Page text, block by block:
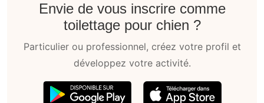
Envie de vous inscrire comme
toilettage pour chien ?
Particulier ou professionnel, créez votre profil et
développez votre activité.